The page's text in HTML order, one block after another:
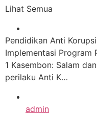
Lihat Semua
Pendidikan Anti Korupsi
Implementasi Program
1 Kasembon: Salam
perilaku Anti K…
admin